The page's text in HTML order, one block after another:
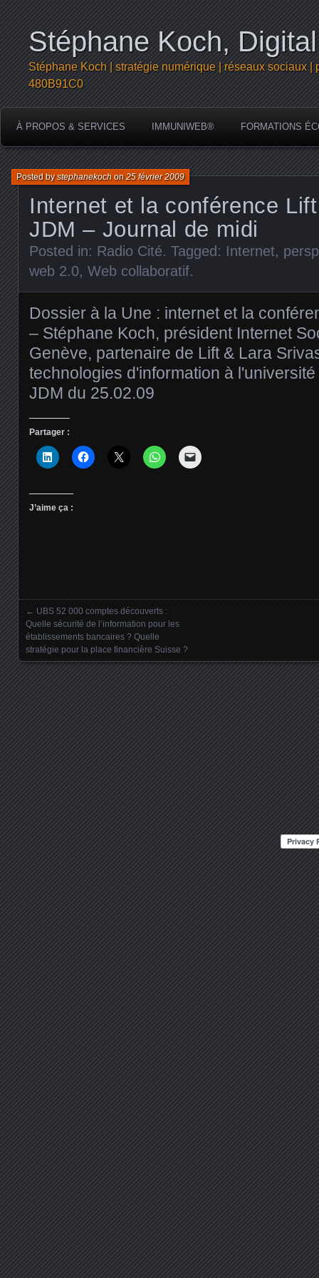
Stéphane Koch,
Stéphane Koch | stratégie numérique | réseaux sociaux
480B91C0
À PROPOS & SERVICES IMMUNIWEB® FORMATIONS
Internet et la conférence
JDM – Journal de midi
Posted bystephanekochon25 février 2009
Posted in: Radio Cité. Tagged: Internet,
web 2.0, Web collaboratif.
Dossier à la Une : internet et la
– Stéphane Koch, président Internet
Genève, partenaire de Lift & Lara
technologies d'information à
JDM du 25.02.09
Partager :
J’aime ça :
Posts navigation
← UBS 52 000 comptes découverts :
Quelle sécurité de l’information pour les
établissements bancaires ? Quelle
stratégie pour la place financière Suisse ?